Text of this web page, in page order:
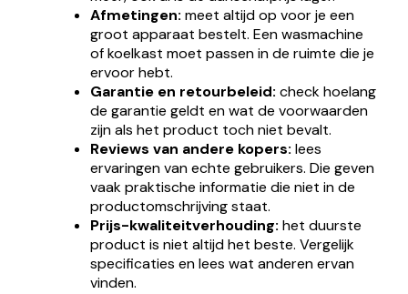
Afmetingen: meet altijd op voor je een
groot apparaat bestelt. Een wasmachine
of koelkast moet passen in de ruimte die je
ervoor hebt.
Garantie en retourbeleid: check hoelang
de garantie geldt en wat de voorwaarden
zijn als het product toch niet bevalt.
Reviews van andere kopers: lees
ervaringen van echte gebruikers. Die geven
vaak praktische informatie die niet in de
productomschrijving staat.
Prijs-kwaliteitverhouding: het duurste
product is niet altijd het beste. Vergelijk
specificaties en lees wat anderen ervan
vinden.